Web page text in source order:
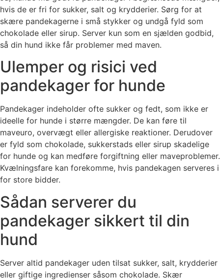
hvis de er fri for sukker, salt og krydderier. Sørg for at
skære pandekagerne i små stykker og undgå fyld som
chokolade eller sirup. Server kun som en sjælden godbid,
så din hund ikke får problemer med maven.
Ulemper og risici ved
pandekager for hunde
Pandekager indeholder ofte sukker og fedt, som ikke er
ideelle for hunde i større mængder. De kan føre til
maveuro, overvægt eller allergiske reaktioner. Derudover
er fyld som chokolade, sukkerstads eller sirup skadelige
for hunde og kan medføre forgiftning eller maveproblemer.
Kvælningsfare kan forekomme, hvis pandekagen serveres i
for store bidder.
Sådan serverer du
pandekager sikkert til din
hund
Server altid pandekager uden tilsat sukker, salt, krydderier
eller giftige ingredienser såsom chokolade. Skær